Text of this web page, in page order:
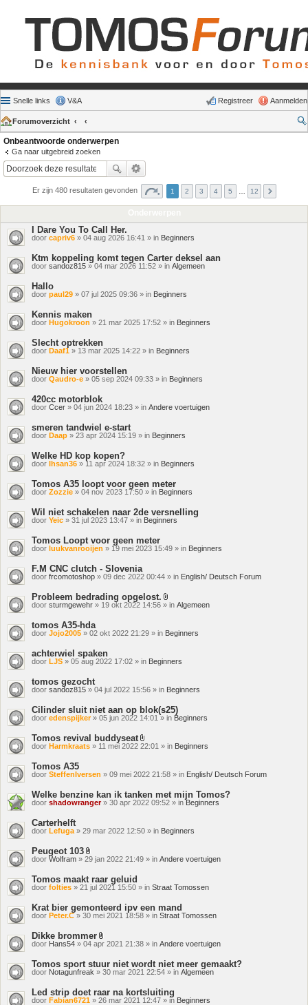
Snelle links V&A Aanmelden
Registreer
Forumoverzicht
Onbeantwoorde onderwerpen
Ga naar uitgebreid zoeken
Er zijn 480 resultaten gevonden 1 2 3 4 5 12
I Dare You To Call Her.
door capriv6 » 04 aug 2026 16:41 » in Beginners
Ktm koppeling komt tegen Carter deksel aan
door sandoz815 » 04 mar 2026 11:52 » in Algemeen
Hallo
door paul29 » 07 jul 2025 09:36 » in Beginners
Kennis maken
door Hugokroon » 21 mar 2025 17:52 » in Beginners
Slecht optrekken
door Daaf1 » 13 mar 2025 14:22 » in Beginners
Nieuw hier voorstellen
door Qaudro-e » 05 sep 2024 09:33 » in Beginners
420cc motorblok
door Ccer » 04 jun 2024 18:23 » in Andere voertuigen
smeren tandwiel e-start
door Daap » 23 apr 2024 15:19 » in Beginners
Welke HD kop kopen?
door Ihsan36 » 11 apr 2024 18:32 » in Beginners
Tomos A35 loopt voor geen meter
door Zozzie » 04 nov 2023 17:50 » in Beginners
Wil niet schakelen naar 2de versnelling
door Yeic » 31 jul 2023 13:47 » in Beginners
Tomos Loopt voor geen meter
door luukvanrooijen » 19 mei 2023 15:49 » in Beginners
F.M CNC clutch - Slovenia
door frcomotoshop » 09 dec 2022 00:44 » in English/ Deutsch Forum
Probleem bedrading opgelost.
Bijlage(n)
door sturmgewehr » 19 okt 2022 14:56 » in Algemeen
tomos A35-hda
door Jojo2005 » 02 okt 2022 21:29 » in Beginners
achterwiel spaken
door LJS » 05 aug 2022 17:02 » in Beginners
tomos gezocht
door sandoz815 » 04 jul 2022 15:56 » in Beginners
Cilinder sluit niet aan op blok(s25)
door edenspijker» 05 jun 2022 14:01 » in Beginners
Tomos revival buddyseat
Bijlage(n)
door Harmkraats » 11 mei 2022 22:01 » in Beginners
Tomos A35
door SteffenIversen » 09 mei 2022 21:58 » in English/ Deutsch Forum
Welke benzine kan ik tanken met mijn Tomos?
door shadowranger» 30 apr 2022 09:52 » inBeginners
Carterhelft
door Lefuga » 29 mar 2022 12:50 » in Beginners
Peugeot 103
Bijlage(n)
door Wolfram » 29 jan 2022 21:49 » in Andere voertuigen
Tomos maakt raar geluid
door folties » 21 jul 2021 15:50 » in Straat Tomossen
Krat bier gemonteerd ipv een mand
door Peter.C» 30 mei 2021 18:58 » in Straat Tomossen
Dikke brommer
Bijlage(n)
door Hans54 » 04 apr 2021 21:38 » in Andere voertuigen
Tomos sport stuur niet wordt niet meer gemaakt?
door Notagunfreak » 30 mar 2021 22:54 » in Algemeen
Led strip doet raar na kortsluiting
door Fabian6721 » 26 mar 2021 12:47 » in Beginners